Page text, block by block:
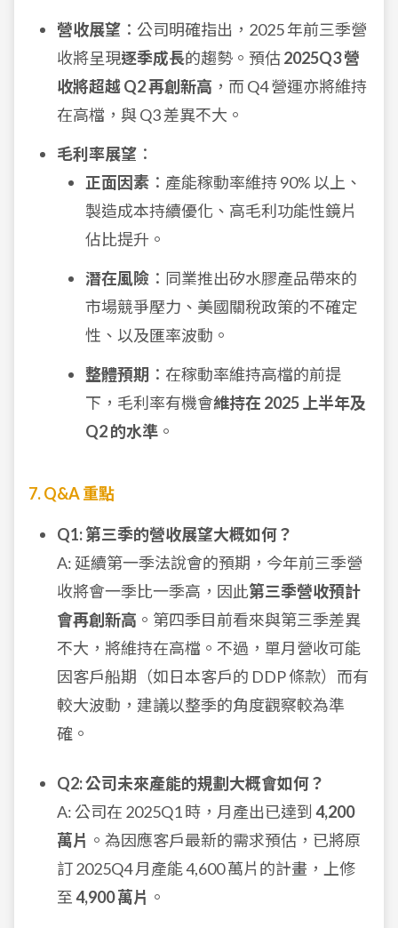
營收展望 ：公司明確指出，2025 年前三季營
收將呈現逐季成長的趨勢。預估2025Q3 營
收將超越 Q2 再創新高 ，而 Q4 營運亦將維持
在高檔，與 Q3 差異不大。
毛利率展望 ：
正面因素 ：產能稼動率維持 90% 以上、
製造成本持續優化、高毛利功能性鏡片
佔比提升。
潛在風險 ：同業推出矽水膠產品帶來的
市場競爭壓力、美國關稅政策的不確定
性、以及匯率波動。
整體預期 ：在稼動率維持高檔的前提
下，毛利率有機會維持在 2025 上半年及
Q2 的水準 。
7. Q&A 重點
Q1: 第三季的營收展望大概如何？
A: 延續第一季法說會的預期，今年前三季營
收將會一季比一季高，因此第三季營收預計
會再創新高 。第四季目前看來與第三季差異
不大，將維持在高檔。不過，單月營收可能
因客戶船期（如日本客戶的 DDP 條款）而有
較大波動，建議以整季的角度觀察較為準
確。
Q2: 公司未來產能的規劃大概會如何？
A: 公司在 2025Q1 時，月產出已達到 4,200
萬片 。為因應客戶最新的需求預估，已將原
訂 2025Q4 月產能 4,600 萬片的計畫，上修
至 4,900 萬片 。